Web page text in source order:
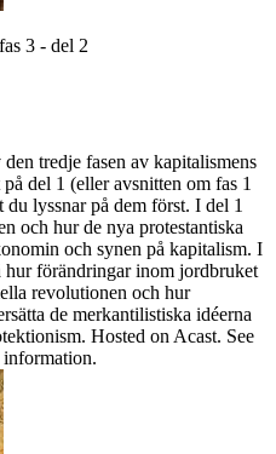
3 - del 2
tredje fasen av kapitalismens
del 1 (eller avsnitten om fas 1
lyssnar på dem först. I del 1
och hur de nya protestantiska
och synen på kapitalism. I
hur förändringar inom jordbruket
revolutionen och hur
de merkantilistiska idéerna
Hosted on Acast. See